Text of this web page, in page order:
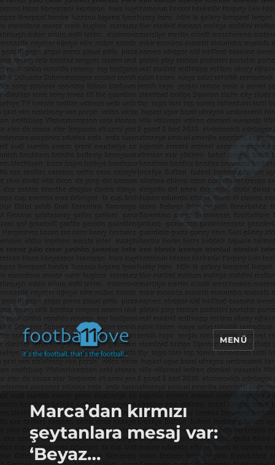
footbaLLove
MENÜ
Marca’dan kırmızı
şeytanlara mesaj var:
‘Beyaz…